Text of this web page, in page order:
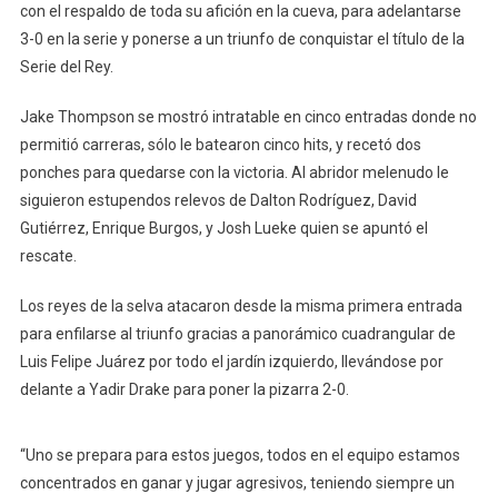
con el respaldo de toda su afición en la cueva, para adelantarse
3-0 en la serie y ponerse a un triunfo de conquistar el título de la
Serie del Rey.
Jake Thompson se mostró intratable en cinco entradas donde no
permitió carreras, sólo le batearon cinco hits, y recetó dos
ponches para quedarse con la victoria. Al abridor melenudo le
siguieron estupendos relevos de Dalton Rodríguez, David
Gutiérrez, Enrique Burgos, y Josh Lueke quien se apuntó el
rescate.
Los reyes de la selva atacaron desde la misma primera entrada
para enfilarse al triunfo gracias a panorámico cuadrangular de
Luis Felipe Juárez por todo el jardín izquierdo, llevándose por
delante a Yadir Drake para poner la pizarra 2-0.
“Uno se prepara para estos juegos, todos en el equipo estamos
concentrados en ganar y jugar agresivos, teniendo siempre un